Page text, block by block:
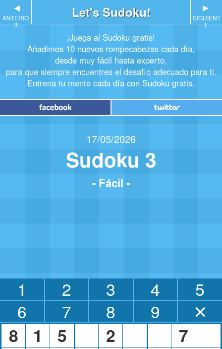
Let's Sudoku!
¡Juega al Sudoku gratis!
Añadimos 10 nuevos rompecabezas cada día,
desde muy fácil hasta experto,
para que siempre encuentres el desafío adecuado para ti.
Entrena tu mente cada día con Sudoku gratis.
17/05/2026
Sudoku 3
- Fácil -
▲
ANTERIO
R
▲
SIGUIENT
E
1 2 3 4
5
6
7 8 9 ✕
8 1 5 2
7